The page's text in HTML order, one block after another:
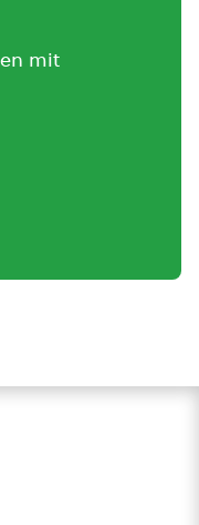
mit